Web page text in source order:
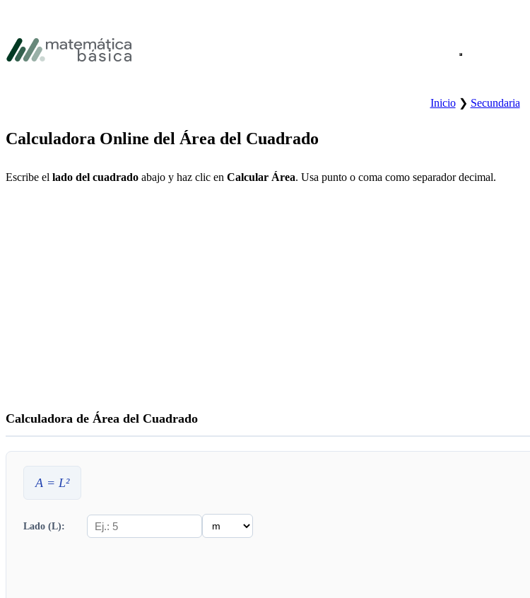
Saltar al pie de página
Inicio❯ Secundaria
Calculadora Online del Área del Cuadrado
Escribe el lado del cuadrado abajo y haz clic en Calcular Área. Usa punto o coma como separador decimal.
Calculadora de Área del Cuadrado
A = L²
Lado (L):